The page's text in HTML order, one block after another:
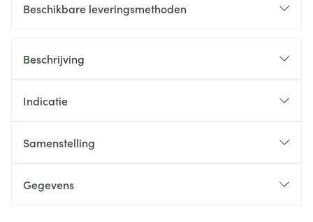
Beschikbare leveringsmethoden
Beschrijving
Indicatie
Samenstelling
Gegevens